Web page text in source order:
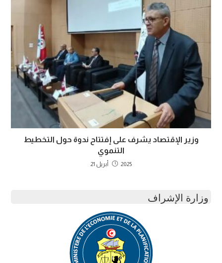
وزير الإقتصاد يشرف على إفتتاح ندوة حول التخطيط
التنموي
2025 أبريل 21
وزارة الإشراف